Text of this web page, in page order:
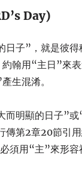
Day)
日子”，就是彼得
約翰用“主日”來
生混淆。
而明顯的日子”或
傳第2章20節引用
須用“主”來形容